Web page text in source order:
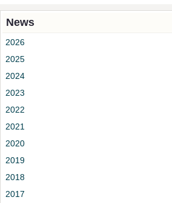
News
2026
2025
2024
2023
2022
2021
2020
2019
2018
2017